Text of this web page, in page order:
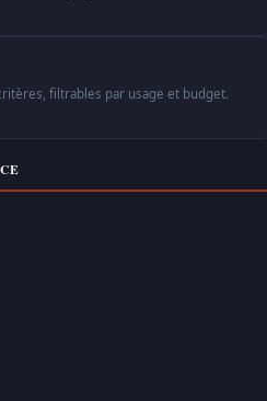
filtrables par usage et budget.